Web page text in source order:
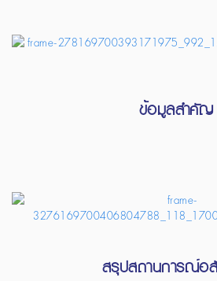
ข้อมูลสำคัญ
สรุปสถานการณ์อ